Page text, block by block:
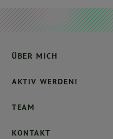
ÜBER MICH
AKTIV WERDEN!
TEAM
KONTAKT